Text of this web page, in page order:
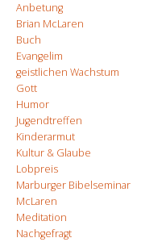
Anbetung
Brian McLaren
Buch
Evangelim
geistlichen Wachstum
Gott
Humor
Jugendtreffen
Kinderarmut
Kultur & Glaube
Lobpreis
Marburger Bibelseminar
McLaren
Meditation
Nachgefragt